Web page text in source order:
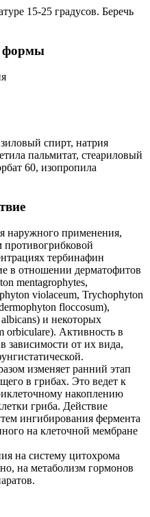
15-25 градусов. Беречь
формы
спирт, натрия
пальмитат, стеариловый
60, изопропила
наружного применения,
тербинафин
в отношении дерматофитов
mentagrophytes,
violaceum, Trychophyton
floccosum),
и некоторых
orbiculare). Активность в
от их вида,
изменяет ранний этап
в грибах. Это ведет к
накоплению
гриба. Действие
ингибирования фермента
на клеточной мембране
на систему цитохрома
на метаболизм гормонов